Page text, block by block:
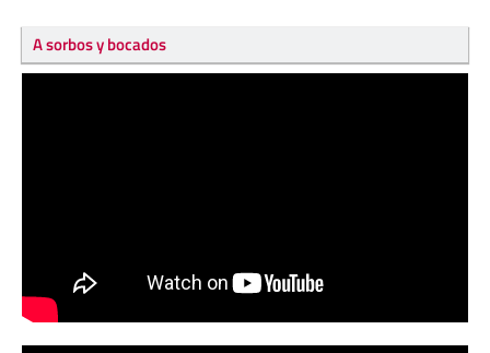
A sorbos y bocados